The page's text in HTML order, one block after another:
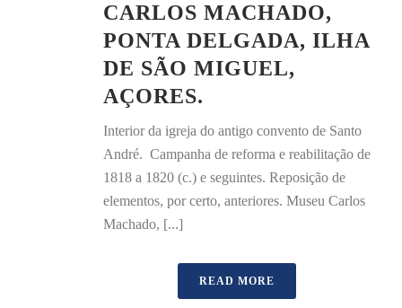
CARLOS MACHADO,
PONTA DELGADA, ILHA
DE SÃO MIGUEL,
AÇORES.
Interior da igreja do antigo convento de Santo
André. Campanha de reforma e reabilitação de
1818 a 1820 (c.) e seguintes. Reposição de
elementos, por certo, anteriores. Museu Carlos
Machado, [...]
READ MORE